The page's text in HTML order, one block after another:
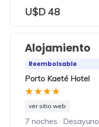
U$D 48
Alojamiento
Reembolsable
Porto Kaeté Hotel
★★★★
ver sitio web
7 noches · Desayuno